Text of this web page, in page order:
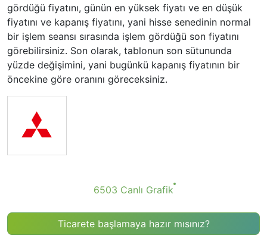
gördüğü fiyatını, günün en yüksek fiyatı ve en düşük
fiyatını ve kapanış fiyatını, yani hisse senedinin normal
bir işlem seansı sırasında işlem gördüğü son fiyatını
görebilirsiniz. Son olarak, tablonun son sütununda
yüzde değişimini, yani bugünkü kapanış fiyatının bir
öncekine göre oranını göreceksiniz.
6503 Canlı Grafik
Ticarete başlamaya hazır mısınız?